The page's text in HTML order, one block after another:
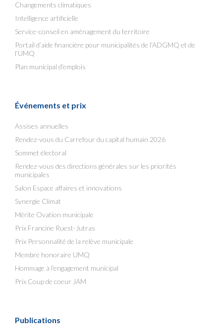
Changements climatiques
Intelligence artificielle
Service-conseil en aménagement du territoire
Portail d’aide financière pour municipalités de l’ADGMQ et de
l’UMQ
Plan municipal d’emplois
Événements et prix
Assises annuelles
Rendez-vous du Carrefour du capital humain 2026
Sommet électoral
Rendez-vous des directions générales sur les priorités
municipales
Salon Espace affaires et innovations
Synergie Climat
Mérite Ovation municipale
Prix Francine Ruest-Jutras
Prix Personnalité de la relève municipale
Membre honoraire UMQ
Hommage à l’engagement municipal
Prix Coup de coeur JAM
Publications